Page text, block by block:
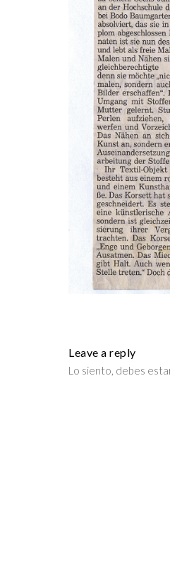
Leave a reply
Lo siento, debes